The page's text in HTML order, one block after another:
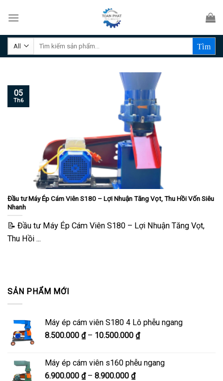
Tìm
SẢN PHẨM MỚI
Máy ép cám viên S180 4 Lô phễu ngang
8.500.000 ₫ – 10.500.000 ₫Khoảng
8.500.000 ₫
Máy ép cám viên s160 phễu ngang
6.900.000 ₫ – 8.900.000 ₫Khoảng
Đầu tư Máy Ép Cám Viên S180 – Lợi Nhuận Tăng Vọt, Thu Hồi Vốn Siêu
Nhanh
📝 Đầu tư Máy Ép Cám Viên S180 – Lợi Nhuận Tăng Vọt,
Thu Hồi ...
05
Th6